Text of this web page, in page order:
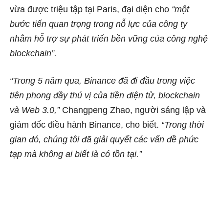
vừa được triệu tập tại Paris, đại diện cho “một
bước tiến quan trọng trong nỗ lực của công ty
nhằm hỗ trợ sự phát triển bền vững của công nghệ
blockchain”.
“Trong 5 năm qua, Binance đã đi đầu trong việc
tiên phong đầy thú vị của tiền điện tử, blockchain
và Web 3.0,”Changpeng Zhao, người sáng lập và
giám đốc điều hành Binance, cho biết. “Trong thời
gian đó, chúng tôi đã giải quyết các vấn đề phức
tạp mà không ai biết là có tồn tại.”